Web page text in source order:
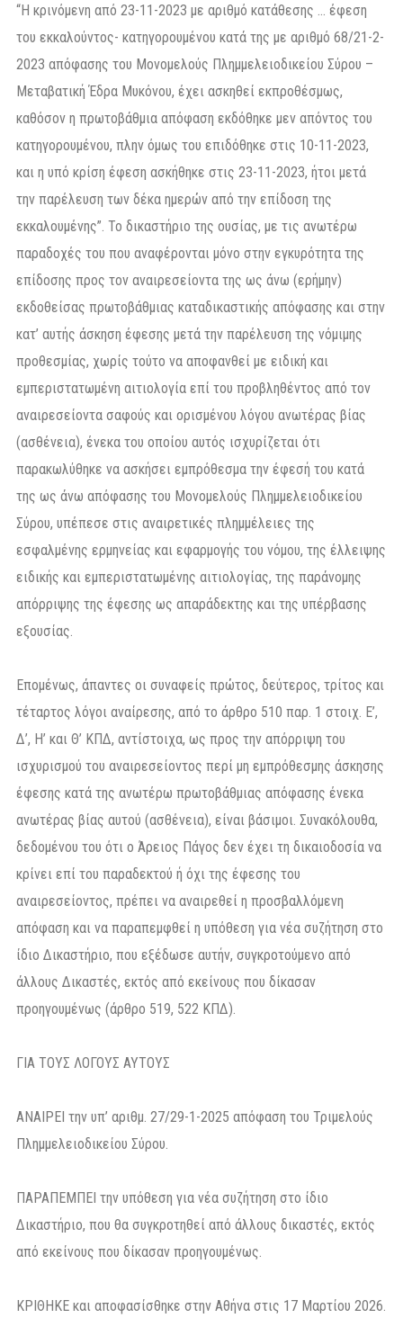
“Η κρινόμενη από 23-11-2023 με αριθμό κατάθεσης … έφεση
του εκκαλούντος- κατηγορουμένου κατά της με αριθμό 68/21-2-
2023 απόφασης του Μονομελούς Πλημμελειοδικείου Σύρου –
Μεταβατική Έδρα Μυκόνου, έχει ασκηθεί εκπροθέσμως,
καθόσον η πρωτοβάθμια απόφαση εκδόθηκε μεν απόντος του
κατηγορουμένου, πλην όμως του επιδόθηκε στις 10-11-2023,
και η υπό κρίση έφεση ασκήθηκε στις 23-11-2023, ήτοι μετά
την παρέλευση των δέκα ημερών από την επίδοση της
εκκαλουμένης”. Το δικαστήριο της ουσίας, με τις ανωτέρω
παραδοχές του που αναφέρονται μόνο στην εγκυρότητα της
επίδοσης προς τον αναιρεσείοντα της ως άνω (ερήμην)
εκδοθείσας πρωτοβάθμιας καταδικαστικής απόφασης και στην
κατ’ αυτής άσκηση έφεσης μετά την παρέλευση της νόμιμης
προθεσμίας, χωρίς τούτο να αποφανθεί με ειδική και
εμπεριστατωμένη αιτιολογία επί του προβληθέντος από τον
αναιρεσείοντα σαφούς και ορισμένου λόγου ανωτέρας βίας
(ασθένεια), ένεκα του οποίου αυτός ισχυρίζεται ότι
παρακωλύθηκε να ασκήσει εμπρόθεσμα την έφεσή του κατά
της ως άνω απόφασης του Μονομελούς Πλημμελειοδικείου
Σύρου, υπέπεσε στις αναιρετικές πλημμέλειες της
εσφαλμένης ερμηνείας και εφαρμογής του νόμου, της έλλειψης
ειδικής και εμπεριστατωμένης αιτιολογίας, της παράνομης
απόρριψης της έφεσης ως απαράδεκτης και της υπέρβασης
εξουσίας.
Επομένως, άπαντες οι συναφείς πρώτος, δεύτερος, τρίτος και
τέταρτος λόγοι αναίρεσης, από το άρθρο 510 παρ. 1 στοιχ. Ε’,
Δ’, Η’ και Θ’ ΚΠΔ, αντίστοιχα, ως προς την απόρριψη του
ισχυρισμού του αναιρεσείοντος περί μη εμπρόθεσμης άσκησης
έφεσης κατά της ανωτέρω πρωτοβάθμιας απόφασης ένεκα
ανωτέρας βίας αυτού (ασθένεια), είναι βάσιμοι. Συνακόλουθα,
δεδομένου του ότι ο Άρειος Πάγος δεν έχει τη δικαιοδοσία να
κρίνει επί του παραδεκτού ή όχι της έφεσης του
αναιρεσείοντος, πρέπει να αναιρεθεί η προσβαλλόμενη
απόφαση και να παραπεμφθεί η υπόθεση για νέα συζήτηση στο
ίδιο Δικαστήριο, που εξέδωσε αυτήν, συγκροτούμενο από
άλλους Δικαστές, εκτός από εκείνους που δίκασαν
προηγουμένως (άρθρο 519, 522 ΚΠΔ).
ΓΙΑ ΤΟΥΣ ΛΟΓΟΥΣ ΑΥΤΟΥΣ
ΑΝΑΙΡΕΙ την υπ’ αριθμ. 27/29-1-2025 απόφαση του Τριμελούς
Πλημμελειοδικείου Σύρου.
ΠΑΡΑΠΕΜΠΕΙ την υπόθεση για νέα συζήτηση στο ίδιο
Δικαστήριο, που θα συγκροτηθεί από άλλους δικαστές, εκτός
από εκείνους που δίκασαν προηγουμένως.
ΚΡΙΘΗΚΕ και αποφασίσθηκε στην Αθήνα στις 17 Μαρτίου 2026.